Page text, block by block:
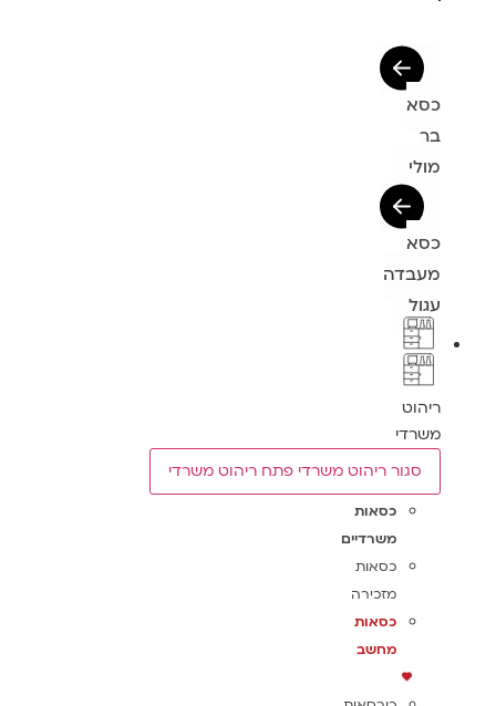
כסא
בר
מולי
כסא
מעבדה
עגול
ריהוט
משרדי
סגור ריהוט משרדי פתח ריהוט משרדי
כסאות
משרדיים
כסאות
מזכירה
כסאות
מחשב